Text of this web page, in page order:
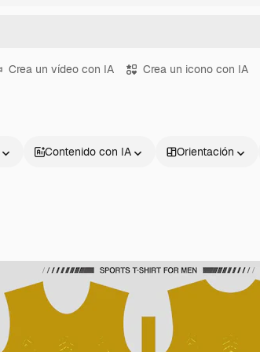
Crea un vídeo con IA Crea un icono con IA
Contenido con IA Orientación
Productos